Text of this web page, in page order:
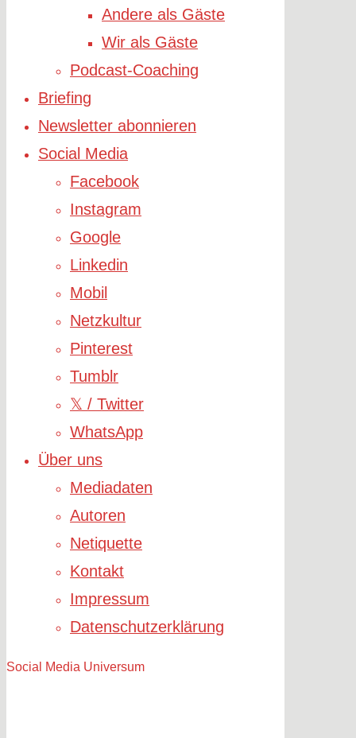
Andere als Gäste
Wir als Gäste
Podcast-Coaching
Briefing
Newsletter abonnieren
Social Media
Facebook
Instagram
Google
Linkedin
Mobil
Netzkultur
Pinterest
Tumblr
𝕏 / Twitter
WhatsApp
Über uns
Mediadaten
Autoren
Netiquette
Kontakt
Impressum
Datenschutzerklärung
Social Media Universum